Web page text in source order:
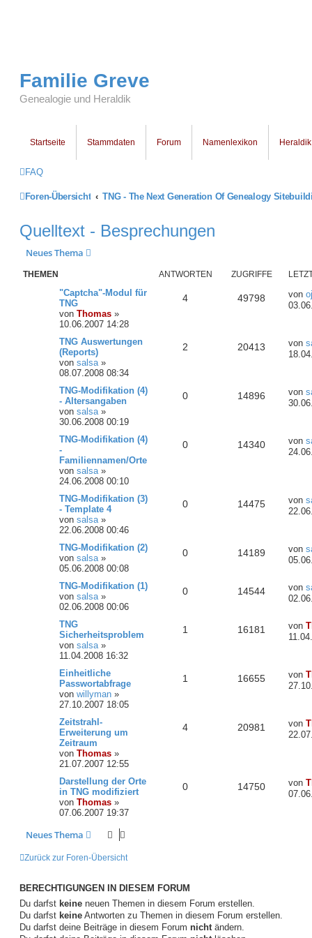
Familie Greve
Genealogie und Heraldik
Startseite Stammdaten Forum Namenlexikon Heraldik
FAQ
Foren-Übersicht TNG - The Next Generation Of Genealogy
Quelltext - Besprechungen
Neues Thema
THEMEN ANTWORTEN ZUGRIFFE
"Captcha"-Modul für
TNG
von Thomas »
10.06.2007 14:28
4 49798 von
TNG Auswertungen
(Reports)
von salsa»
08.07.2008 08:34
2 20413 von
TNG-Modifikation (4)
- Altersangaben
von salsa»
30.06.2008 00:19
0 14896 von
TNG-Modifikation (4)
-
Familiennamen/Orte
von salsa»
24.06.2008 00:10
0 14340 von
TNG-Modifikation (3)
- Template 4
von salsa»
22.06.2008 00:46
0 14475 von
TNG-Modifikation (2)
von salsa»
05.06.2008 00:08
0 14189 von
TNG-Modifikation (1)
von salsa»
02.06.2008 00:06
0 14544 von
TNG
Sicherheitsproblem
von salsa»
11.04.2008 16:32
1 16181 von
Einheitliche
Passwortabfrage
von willyman »
27.10.2007 18:05
1 16655 von
Zeitstrahl-
Erweiterung um
Zeitraum
von Thomas »
21.07.2007 12:55
4 20981 von
Darstellung der Orte
in TNG modifiziert
von Thomas »
07.06.2007 19:37
0 14750 von
Neues Thema
Zurück zur Foren-Übersicht
BERECHTIGUNGEN IN DIESEM FORUM
Du darfst keine neuen Themen in diesem Forum erstellen.
Du darfst keine Antworten zu Themen in diesem Forum erstellen.
Du darfst deine Beiträge in diesem Forum nichtändern.